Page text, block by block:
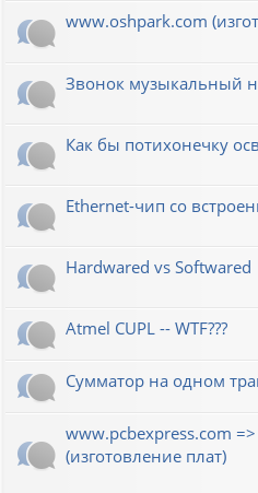
www.oshpark.com
Звонок музыкальный
Как бы потихонечку
Ethernet-чип со
Hardwared vs Softwared
Atmel CUPL -- WTF???
Сумматор на одном
www.pcbexpress.com
(изготовление плат)